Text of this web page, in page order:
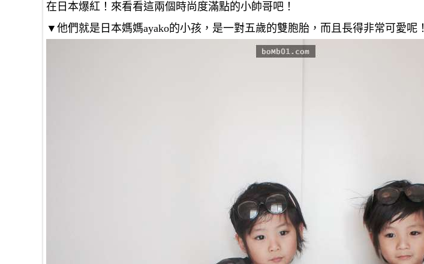
在日本爆紅！來看看這兩個時尚度滿點的小帥哥吧！
▼他們就是日本媽媽ayako的小孩，是一對五歲的雙胞胎，而且長得非常可愛呢！